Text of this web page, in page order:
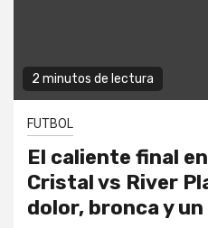
2 minutos de lectura
FUTBOL
El caliente final
Cristal vs River
dolor, bronca y